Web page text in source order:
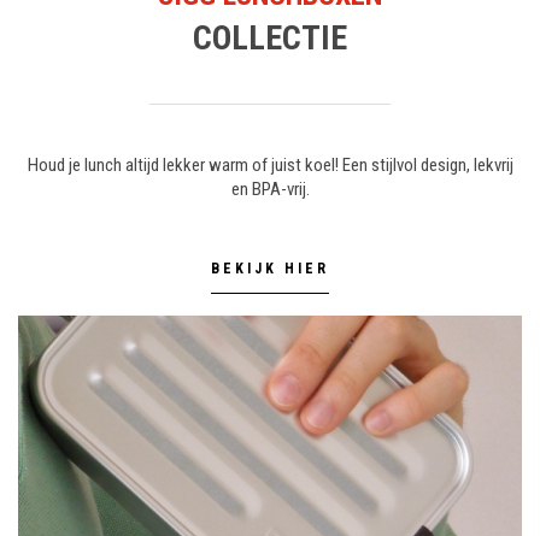
COLLECTIE
Houd je lunch altijd lekker warm of juist koel! Een stijlvol design, lekvrij
en BPA-vrij.
BEKIJK HIER